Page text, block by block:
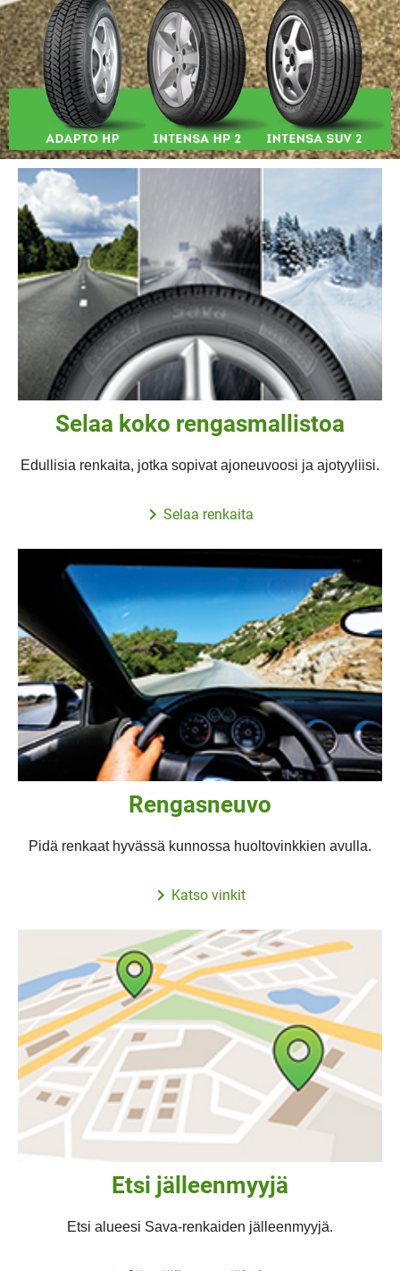
Selaa koko rengasmallistoa
Edullisia renkaita, jotka sopivat ajoneuvoosi ja ajotyyliisi.
Selaa renkaita
Rengasneuvo
Pidä renkaat hyvässä kunnossa huoltovinkkien avulla.
Katso vinkit
Etsi jälleenmyyjä
Etsi alueesi Sava-renkaiden jälleenmyyjä.